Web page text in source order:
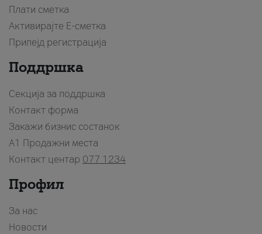
Плати сметка
Активирајте Е-сметка
Припејд регистрација
Поддршка
Секција за поддршка
Контакт форма
Закажи бизнис состанок
A1 Продажни места
Контакт центар 077 1234
Профил
За нас
Новости